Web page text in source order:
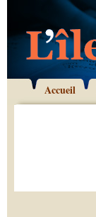
Accueil